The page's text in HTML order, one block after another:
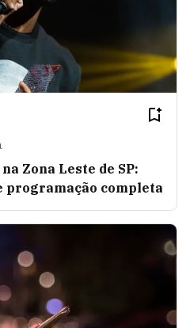
Zona Leste de SP:
programação completa